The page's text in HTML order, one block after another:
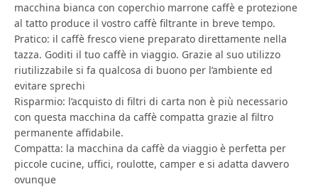
macchina bianca con coperchio marrone caffè e protezione
al tatto produce il vostro caffè filtrante in breve tempo.
Pratico: il caffè fresco viene preparato direttamente nella
tazza. Goditi il tuo caffè in viaggio. Grazie al suo utilizzo
riutilizzabile si fa qualcosa di buono per l’ambiente ed
evitare sprechi
Risparmio: l’acquisto di filtri di carta non è più necessario
con questa macchina da caffè compatta grazie al filtro
permanente affidabile.
Compatta: la macchina da caffè da viaggio è perfetta per
piccole cucine, uffici, roulotte, camper e si adatta davvero
ovunque